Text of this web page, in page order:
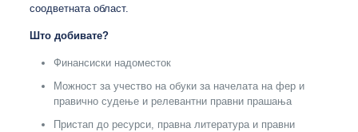
соодветната област.
Што добивате?
Финансиски надоместок
Можност за учество на обуки за начелата на фер и
правично судење и релевантни правни прашања
Пристап до ресурси, правна литература и правни